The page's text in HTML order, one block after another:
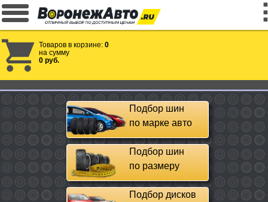
Товаров в корзине: 0
на сумму
0 руб.
Подбор шин
по марке авто
Подбор шин
по размеру
Подбор дисков